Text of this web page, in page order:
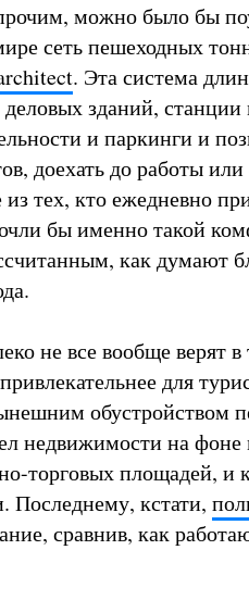
можно было бы
сеть пешеходных
. Эта система
зданий, станции
и паркинги и
доехать до работы
из тех, кто ежедневно
бы именно такой
как думают
не все вообще верят
для
обустройством
недвижимости на фоне
торговых площадей, и
Последнему, кстати,
сравнив, как